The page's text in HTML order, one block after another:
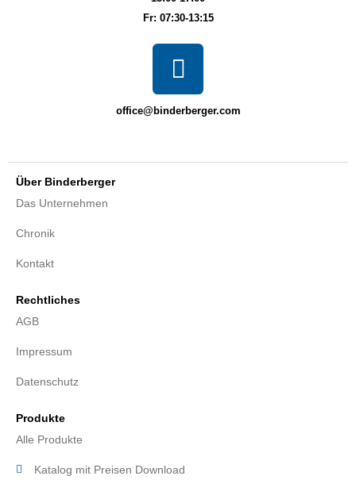
Fr: 07:30-13:15
office@binderberger.com
Über Binderberger
Das Unternehmen
Chronik
Kontakt
Rechtliches
AGB
Impressum
Datenschutz
Produkte
Alle Produkte
Katalog mit Preisen Download